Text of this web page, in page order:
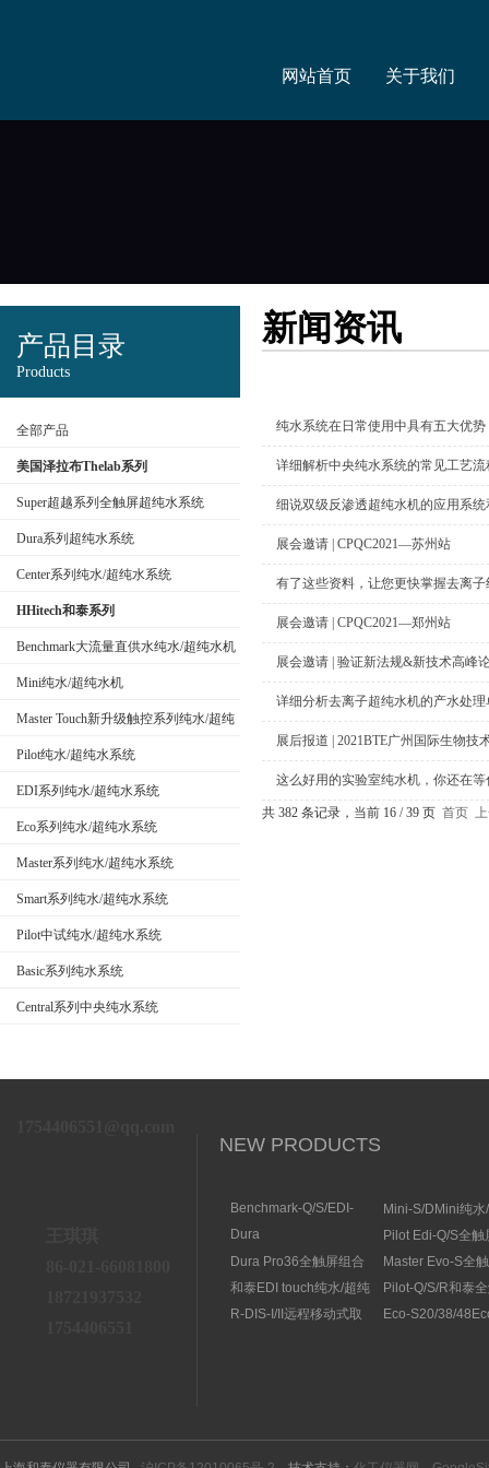
网站首页 关于我们
产品目录
Products
全部产品
美国泽拉布Thelab系列
Super超越系列全触屏超纯水系统
Dura系列超纯水系统
Center系列纯水/超纯水系统
HHitech和泰系列
Benchmark大流量直供水纯水/超纯水机
Mini纯水/超纯水机
Master Touch新升级触控系列纯水/超纯
水系统
Pilot纯水/超纯水系统
EDI系列纯水/超纯水系统
Eco系列纯水/超纯水系统
Master系列纯水/超纯水系统
Smart系列纯水/超纯水系统
Pilot中试纯水/超纯水系统
Basic系列纯水系统
Central系列中央纯水系统
新闻资讯
纯水系统在日常使用中具有五大优势
详细解析中央纯水系统的常见工艺流
细说双级反渗透超纯水机的应用系
展会邀请 | CPQC2021—苏州站
有了这些资料，让您更快掌握去离
展会邀请 | CPQC2021—郑州站
展会邀请 | 验证新法规&新技术高峰
详细分析去离子超纯水机的产水处
展后报道 | 2021BTE广州国际生物技
这么好用的实验室纯水机，你还在等
共 382 条记录，当前 16 / 39 页 首页
NEW PRODUCTS
Benchmark-Q/S/EDI-
直供水纯水/超纯水机
Mini-S/DMini纯水
水机
Dura
触屏智能型超纯水系统
Pilot Edi-Q/S全触
式纯水/超纯水系
Dura Pro36全触屏组合
式超纯水系统
Master Evo-S全
流量纯水/超纯水
和泰EDI touch纯水/超纯
水机
Pilot-Q/S/R和泰
纯水/超纯水机
R-DIS-I/II远程移动式取
Eco-S20/38/